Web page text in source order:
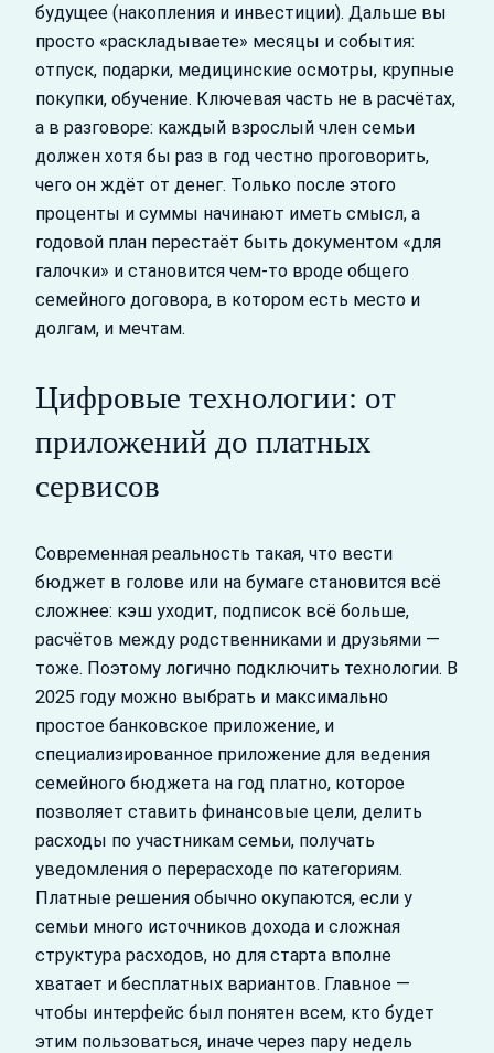
будущее (накопления и инвестиции). Дальше вы
просто «раскладываете» месяцы и события:
отпуск, подарки, медицинские осмотры, крупные
покупки, обучение. Ключевая часть не в расчётах,
а в разговоре: каждый взрослый член семьи
должен хотя бы раз в год честно проговорить,
чего он ждёт от денег. Только после этого
проценты и суммы начинают иметь смысл, а
годовой план перестаёт быть документом «для
галочки» и становится чем‑то вроде общего
семейного договора, в котором есть место и
долгам, и мечтам.
Цифровые технологии: от
приложений до платных
сервисов
Современная реальность такая, что вести
бюджет в голове или на бумаге становится всё
сложнее: кэш уходит, подписок всё больше,
расчётов между родственниками и друзьями —
тоже. Поэтому логично подключить технологии. В
2025 году можно выбрать и максимально
простое банковское приложение, и
специализированное приложение для ведения
семейного бюджета на год платно, которое
позволяет ставить финансовые цели, делить
расходы по участникам семьи, получать
уведомления о перерасходе по категориям.
Платные решения обычно окупаются, если у
семьи много источников дохода и сложная
структура расходов, но для старта вполне
хватает и бесплатных вариантов. Главное —
чтобы интерфейс был понятен всем, кто будет
этим пользоваться, иначе через пару недель